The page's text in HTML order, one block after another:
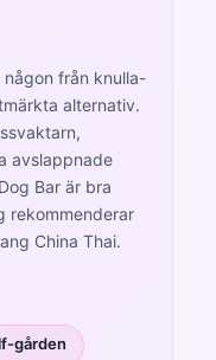
från knulla-
alternativ.
avslappnade
Bar är bra
rekommenderar
China Thai.
gården